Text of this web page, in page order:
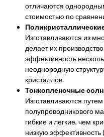
отличаются
стоимостью по
Изготавливаются из
делает их
эффективность
неоднородную
кристаллов.
Тонкопленочные
Изготавливаются
полупроводникового
гибкие и легкие, чем
низкую